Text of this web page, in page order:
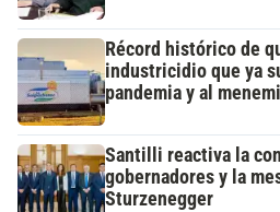
Récord histórico de
industricidio que ya
pandemia y al
Santilli reactiva la
gobernadores y la
Sturzenegger